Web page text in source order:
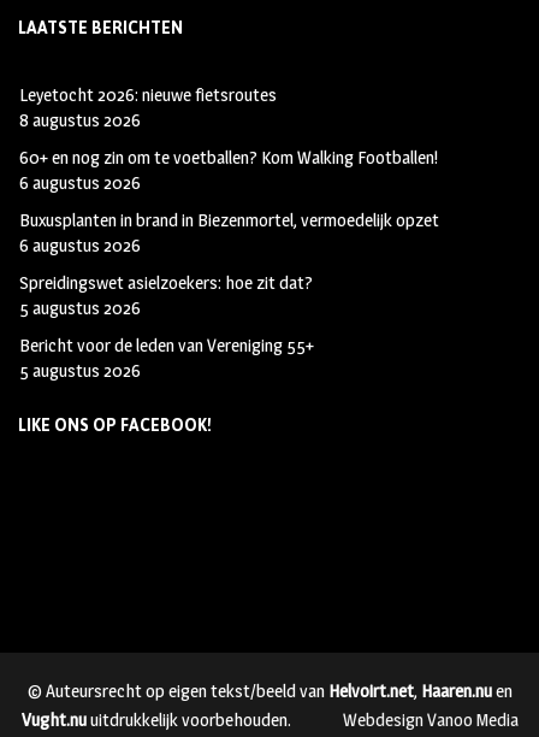
LAATSTE BERICHTEN
Leyetocht 2026: nieuwe fietsroutes
8 augustus 2026
60+ en nog zin om te voetballen? Kom Walking Footballen!
6 augustus 2026
Buxusplanten in brand in Biezenmortel, vermoedelijk opzet
6 augustus 2026
Spreidingswet asielzoekers: hoe zit dat?
5 augustus 2026
Bericht voor de leden van Vereniging 55+
5 augustus 2026
LIKE ONS OP FACEBOOK!
© Auteursrecht op eigen tekst/beeld van Helvoirt.net, Haaren.nuen
Vught.nuuitdrukkelijk voorbehouden. Webdesign Vanoo Media